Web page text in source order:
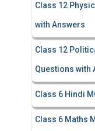
Class 12
with Answers
Class 12
Questions with
Class 6 Hindi
Class 6 Maths